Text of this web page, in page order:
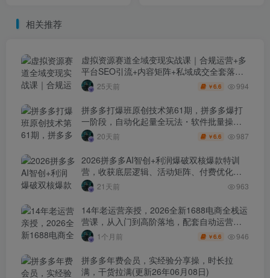
相关推荐
虚拟资源赛道全域变现实战课｜合规运营+多
平台SEO引流+内容矩阵+私域成交全套落地
玩法25天前 ￥6.6 994
拼多多打爆班原创技术第61期，拼多多爆打
一阶段，自动化起量全玩法・软件批量操
作・投产优化・大促矩阵实战课
20天前 ￥6.6 987
2026拼多多AI智创+利润爆破双核爆款特训
营，收获底层逻辑、活动矩阵、付费优化、
0-1打爆SOP
21天前 963
14年老运营亲授，2026全新1688电商全栈运
营课，从入门到高阶落地，配套自动运营表
+工具包+直播诊断等
1个月前 ￥6.6 946
拼多多年费会员，实经验分享操，时长拉
满，干货拉满(更新26年06月08日)